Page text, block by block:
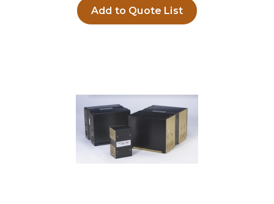
Add to Quote List